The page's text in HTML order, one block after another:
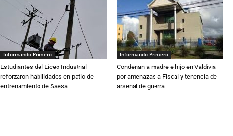
Informando Primero
Estudiantes del Liceo Industrial
reforzaron habilidades en patio de
entrenamiento de Saesa
Informando Primero
Condenan a madre e hijo en Valdivia
por amenazas a Fiscal y tenencia de
arsenal de guerra